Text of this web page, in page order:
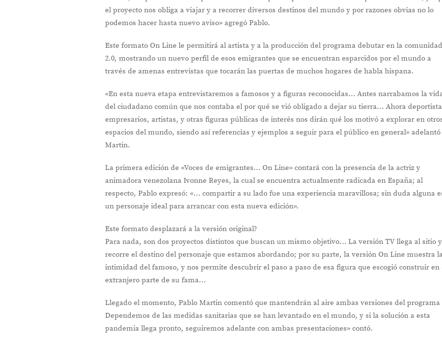
el proyecto nos obliga a viajar y a recorrer diversos destinos del mundo y por razones obvias no lo
podemos hacer hasta nuevo aviso» agregó Pablo.
Este formato On Line le permitirá al artista y a la producción del programa debutar en la
2.0, mostrando un nuevo perfil de esos emigrantes que se encuentran esparcidos por el mundo a
través de amenas entrevistas que tocarán las puertas de muchos hogares de habla hispana.
«En esta nueva etapa entrevistaremos a famosos y a figuras reconocidas… Antes narrabamos la
del ciudadano común que nos contaba el por qué se vió obligado a dejar su tierra… Ahora
empresarios, artistas, y otras figuras públicas de interés nos dirán qué los motivó a explorar en
espacios del mundo, siendo así referencias y ejemplos a seguir para el público en general» adelantó
Martin.
La primera edición de «Voces de emigrantes… On Line» contará con la presencia de la actriz y
animadora venezolana Ivonne Reyes, la cual se encuentra actualmente radicada en España; al
respecto, Pablo expresó: «… compartir a su lado fue una experiencia maravillosa; sin duda alguna
un personaje ideal para arrancar con esta nueva edición».
Este formato desplazará a la versión original?
Para nada, son dos proyectos distintos que buscan un mismo objetivo… La versión TV llega al sitio y
recorre el destino del personaje que estamos abordando; por su parte, la versión On Line muestra
intimidad del famoso, y nos permite descubrir el paso a paso de esa figura que escogió construir en
extranjero parte de su fama…
Llegado el momento, Pablo Martin comentó que mantendrán al aire ambas versiones del
Dependemos de las medidas sanitarias que se han levantado en el mundo, y si la solución a esta
pandemia llega pronto, seguiremos adelante con ambas presentaciones» contó.